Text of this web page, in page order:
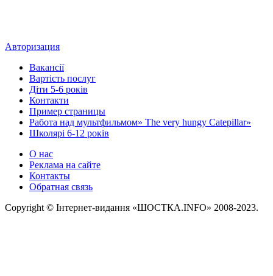
Авторизация
Вакансії
Вартість послуг
Діти 5-6 років
Контакти
Пример страницы
Работа над мультфильмом» The very hungy Catepillar»
Школярі 6-12 років
О нас
Реклама на сайте
Контакты
Обратная связь
Copyright © Інтернет-видання «ШОСТКА.INFO» 2008-2023.